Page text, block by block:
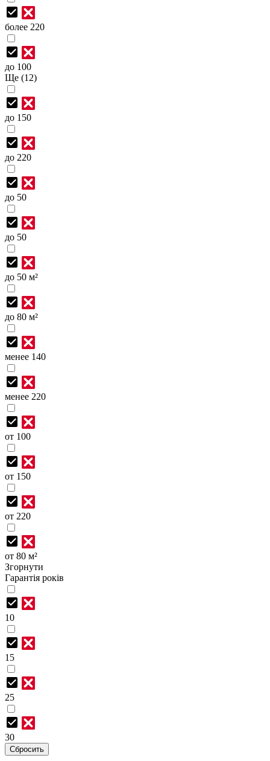
более 220
до 100
Ще (12)
до 150
до 220
до 50
до 50
до 50 м²
до 80 м²
менее 140
менее 220
от 100
от 150
от 220
от 80 м²
Згорнути
Гарантія років
10
15
25
30